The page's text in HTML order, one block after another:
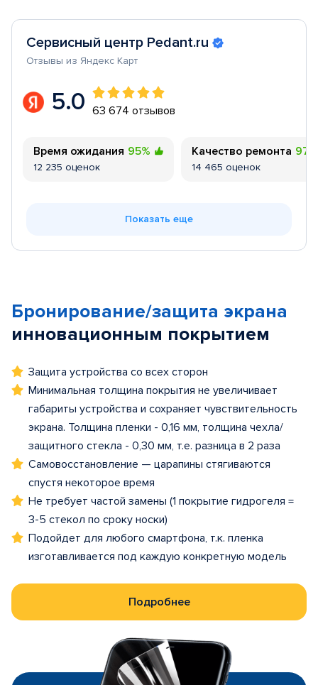
Сервисный центр Pedant.ru
Отзывы из Яндекс Карт
5.0 63 674 отзывов
Время ожидания 95%
12 235 оценок
Качество ремонта 97%
14 465 оценок
Показать еще
Бронирование/защита экрана
инновационным покрытием
Защита устройства со всех сторон
Минимальная толщина покрытия не увеличивает
габариты устройства и сохраняет чувствительность
экрана. Толщина пленки - 0,16 мм, толщина чехла/
защитного стекла - 0,30 мм, т.е. разница в 2 раза
Самовосстановление — царапины стягиваются
спустя некоторое время
Не требует частой замены (1 покрытие гидрогеля =
3-5 стекол по сроку носки)
Подойдет для любого смартфона, т.к. пленка
изготавливается под каждую конкретную модель
Подробнее